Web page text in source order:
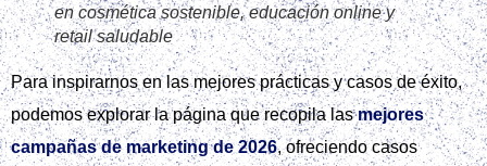
en cosmética sostenible, educación online y
retail saludable
Para inspirarnos en las mejores prácticas y casos de éxito,
podemos explorar la página que recopila lasmejores
campañas de marketing de 2026, ofreciendo casos